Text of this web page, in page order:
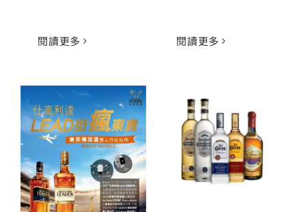
閱讀更多 閱讀更多
仕高利達LEAD
挺瘋東奧 現刮
Proximo與帝
仕德台灣攜手
深耕市場